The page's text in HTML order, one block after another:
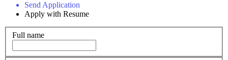
Send Application
Apply with Resume
Full name